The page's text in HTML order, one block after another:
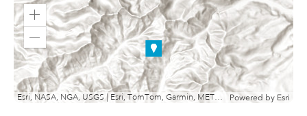
Zoom
Zoom
out
Esri, NASA, NGA, USGS | Esri, TomTom, Garmin, METI/NASA, USGS Powered by Esri